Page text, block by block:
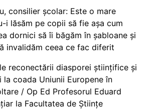
consilier școlar: Este o mare
i lăsăm pe copii să fie așa cum
dornici să îi băgăm în șabloane și
invalidăm ceea ce fac diferit
reconectării diasporei științifice și
la coada Uniunii Europene în
/ Op Ed Profesorul Eduard
la Facultatea de Științe